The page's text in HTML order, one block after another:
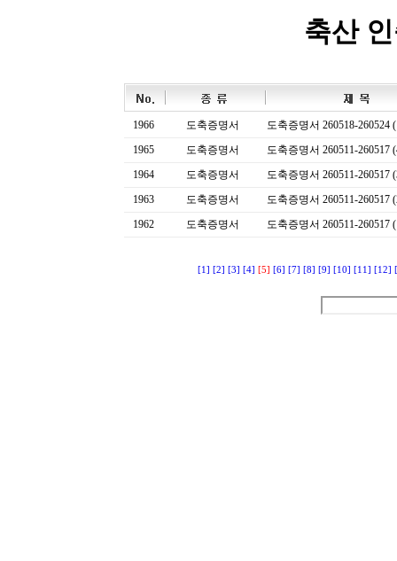
축산
1966 도축증명서
도축증명서 260518-260524
1965
도축증명서
도축증명서 260511-260517
1964
도축증명서
도축증명서 260511-260517
1963
도축증명서
도축증명서 260511-260517
1962
도축증명서 도축증명서 260511-260517
[1] [2] [3] [4] [5] [6] [7] [8] [9] [10] [11] [12]